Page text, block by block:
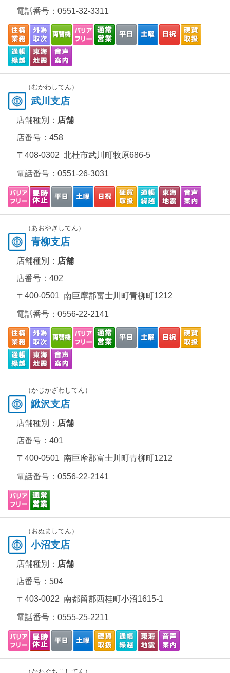
電話番号： 0551-32-3311
（むかわしてん）
武川支店
店舗種別： 店舗
店番号：458
〒408-0302 北杜市武川町牧原686-5
電話番号： 0551-26-3031
（あおやぎしてん）
青柳支店
店舗種別： 店舗
店番号：402
〒400-0501 南巨摩郡富士川町青柳町1212
電話番号： 0556-22-2141
（かじかざわしてん）
鰍沢支店
店舗種別： 店舗
店番号：401
〒400-0501 南巨摩郡富士川町青柳町1212
電話番号： 0556-22-2141
（おぬましてん）
小沼支店
店舗種別： 店舗
店番号：504
〒403-0022 南都留郡西桂町小沼1615-1
電話番号： 0555-25-2211